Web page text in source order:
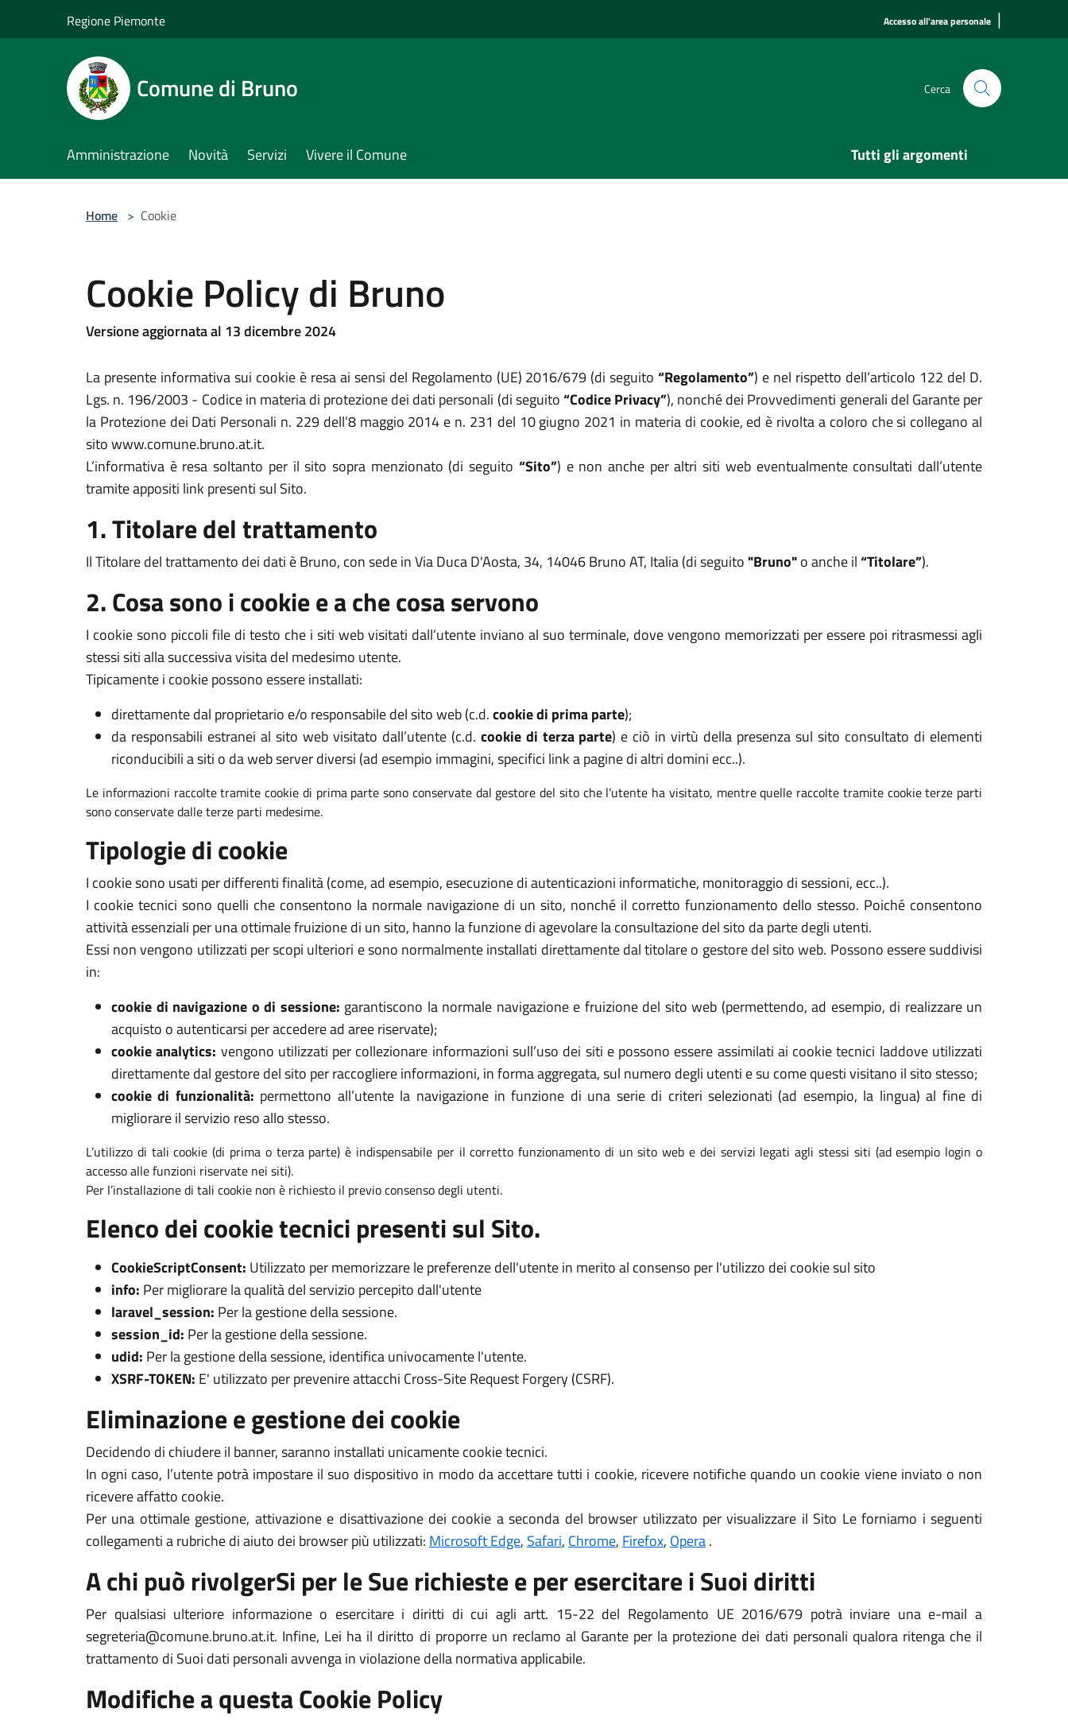
Regione Piemonte Accesso all'area personale |
Comune di Bruno Cerca
Amministrazione Novità Servizi Vivere il Comune Tutti gli argomenti
Home > Cookie
Cookie Policy di Bruno
Versione aggiornata al 13 dicembre 2024
La presente informativa sui cookie è resa ai sensi del Regolamento (UE) 2016/679 (di seguito“Regolamento”) e nel rispetto dell’articolo 122 del D.
Lgs. n. 196/2003 - Codice in materia di protezione dei dati personali (di seguito“Codice Privacy”), nonché dei Provvedimenti generali del Garante per
la Protezione dei Dati Personali n. 229 dell’8 maggio 2014 e n. 231 del 10 giugno 2021 in materia di cookie, ed è rivolta a coloro che si collegano al
sito www.comune.bruno.at.it.
L’informativa è resa soltanto per il sito sopra menzionato (di seguito “Sito”) e non anche per altri siti web eventualmente consultati dall’utente
tramite appositi link presenti sul Sito.
1. Titolare del trattamento
Il Titolare del trattamento dei dati è Bruno, con sede in Via Duca D'Aosta, 34, 14046 Bruno AT, Italia (di seguito "Bruno"o anche il“Titolare”).
2. Cosa sono i cookie e a che cosa servono
I cookie sono piccoli file di testo che i siti web visitati dall’utente inviano al suo terminale, dove vengono memorizzati per essere poi ritrasmessi agli
stessi siti alla successiva visita del medesimo utente.
Tipicamente i cookie possono essere installati:
direttamente dal proprietario e/o responsabile del sito web (c.d.cookie di prima parte);
da responsabili estranei al sito web visitato dall’utente (c.d. cookie di terza parte) e ciò in virtù della presenza sul sito consultato di elementi
riconducibili a siti o da web server diversi (ad esempio immagini, specifici link a pagine di altri domini ecc..).
Le informazioni raccolte tramite cookie di prima parte sono conservate dal gestore del sito che l’utente ha visitato, mentre quelle raccolte tramite cookie terze parti
sono conservate dalle terze parti medesime.
Tipologie di cookie
I cookie sono usati per differenti finalità (come, ad esempio, esecuzione di autenticazioni informatiche, monitoraggio di sessioni, ecc..).
I cookie tecnici sono quelli che consentono la normale navigazione di un sito, nonché il corretto funzionamento dello stesso. Poiché consentono
attività essenziali per una ottimale fruizione di un sito, hanno la funzione di agevolare la consultazione del sito da parte degli utenti.
Essi non vengono utilizzati per scopi ulteriori e sono normalmente installati direttamente dal titolare o gestore del sito web. Possono essere suddivisi
in:
cookie di navigazione o di sessione: garantiscono la normale navigazione e fruizione del sito web (permettendo, ad esempio, di realizzare un
acquisto o autenticarsi per accedere ad aree riservate);
cookie analytics: vengono utilizzati per collezionare informazioni sull’uso dei siti e possono essere assimilati ai cookie tecnici laddove utilizzati
direttamente dal gestore del sito per raccogliere informazioni, in forma aggregata, sul numero degli utenti e su come questi visitano il sito stesso;
cookie di funzionalità: permettono all’utente la navigazione in funzione di una serie di criteri selezionati (ad esempio, la lingua) al fine di
migliorare il servizio reso allo stesso.
L’utilizzo di tali cookie (di prima o terza parte) è indispensabile per il corretto funzionamento di un sito web e dei servizi legati agli stessi siti (ad esempio login o
accesso alle funzioni riservate nei siti).
Per l’installazione di tali cookie non è richiesto il previo consenso degli utenti.
Elenco dei cookie tecnici presenti sul Sito.
CookieScriptConsent: Utilizzato per memorizzare le preferenze dell'utente in merito al consenso per l'utilizzo dei cookie sul sito
info: Per migliorare la qualità del servizio percepito dall'utente
laravel_session: Per la gestione della sessione.
session_id: Per la gestione della sessione.
udid: Per la gestione della sessione, identifica univocamente l'utente.
XSRF-TOKEN: E' utilizzato per prevenire attacchi Cross-Site Request Forgery (CSRF).
Eliminazione e gestione dei cookie
Decidendo di chiudere il banner, saranno installati unicamente cookie tecnici.
In ogni caso, l’utente potrà impostare il suo dispositivo in modo da accettare tutti i cookie, ricevere notifiche quando un cookie viene inviato o non
ricevere affatto cookie.
Per una ottimale gestione, attivazione e disattivazione dei cookie a seconda del browser utilizzato per visualizzare il Sito Le forniamo i seguenti
collegamenti a rubriche di aiuto dei browser più utilizzati: Microsoft Edge, Safari, Chrome, Firefox, Opera.
A chi può rivolgerSi per le Sue richieste e per esercitare i Suoi diritti
Per qualsiasi ulteriore informazione o esercitare i diritti di cui agli artt. 15-22 del Regolamento UE 2016/679 potrà inviare una e-mail a
segreteria@comune.bruno.at.it. Infine, Lei ha il diritto di proporre un reclamo al Garante per la protezione dei dati personali qualora ritenga che il
trattamento di Suoi dati personali avvenga in violazione della normativa applicabile.
Modifiche a questa Cookie Policy